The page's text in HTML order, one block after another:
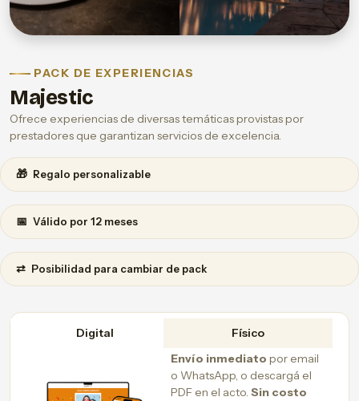
PACK DE EXPERIENCIAS
Majestic
Ofrece experiencias de diversas temáticas provistas por
prestadores que garantizan servicios de excelencia.
🎁 Regalo personalizable
📅 Válido por 12 meses
⇄ Posibilidad para cambiar de pack
Digital
Físico
Envío inmediato por email
o WhatsApp, o descargá el
PDF en el acto. Sin costo